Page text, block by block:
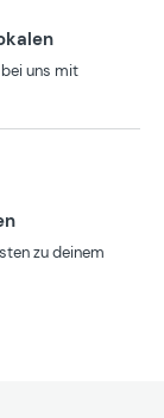
uns mit
zu deinem